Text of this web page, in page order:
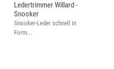
Ledertrimmer Willard -
Snooker
Snooker-Leder schnell in
Form...